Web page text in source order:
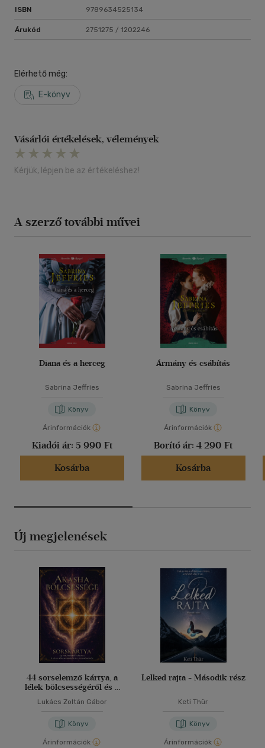
ISBN 9789634525134
Árukód 2751275 / 1202246
Elérhető még:
E-könyv
Vásárlói értékelések, vélemények
Kérjük, lépjen be az értékeléshez!
A szerző további művei
Diana és a herceg
Sabrina Jeffries
Könyv
Árinformációk
Kiadói ár: 5 990 Ft
Kosárba
Ármány és csábítás
Sabrina Jeffries
Könyv
Árinformációk
Borító ár: 4 290 Ft
Kosárba
Új megjelenések
44 sorselemző kártya, a
lélek bölcsességéről és a
Lukács Zoltán Gábor
Könyv
Árinformációk
Lelked rajta - Második rész
Keti Thür
Könyv
Árinformációk